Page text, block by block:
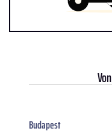
Von
Budapest